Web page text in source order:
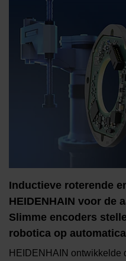
Inductieve roterende
HEIDENHAIN voor de
Slimme encoders
robotica op
HEIDENHAIN ontwikkelde